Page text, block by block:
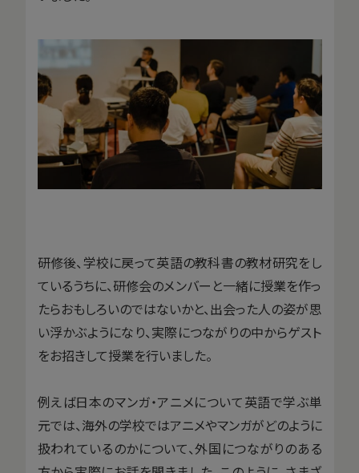
研修後、学校に戻って英語の教科書の教材研究をし
ているうちに、研修会のメンバーと一緒に授業を作っ
たらおもしろいのではないかと、出会った人の姿が思
い浮かぶようになり、実際につながりの中からゲスト
をお招きして授業を行いました。
例えば日本のマンガ・アニメについて英語で学ぶ単
元では、海外の学校ではアニメやマンガがどのように
扱われているのかについて、外国につながりのある